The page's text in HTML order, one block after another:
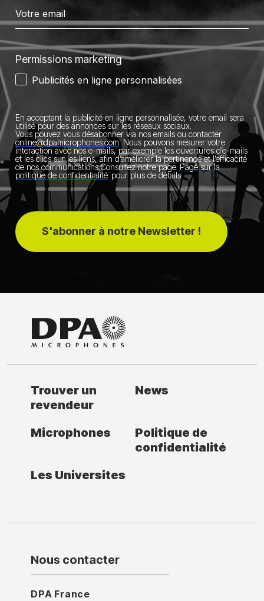
Permissions marketing
Publicités en ligne personnalisées
En acceptant la publicité en ligne personnalisée, votre email sera
utilisé pour des annonces sur les réseaux sociaux.
Vous pouvez vous désabonner via nos emails ou contacter
online@dpamicrophones.com. Nous pouvons mesurer votre
interaction avec nos e-mails, par exemple les ouvertures d’e-mails
et les clics sur les liens, afin d’améliorer la pertinence et l’efficacité
de nos communications.Consultez notre page Page sur la
politique de confidentialité pour plus de détails.
S'abonner à notre Newsletter !
Trouver un
revendeur
News
Microphones
Politique de
confidentialité
Les Universites
Nous contacter
DPA France